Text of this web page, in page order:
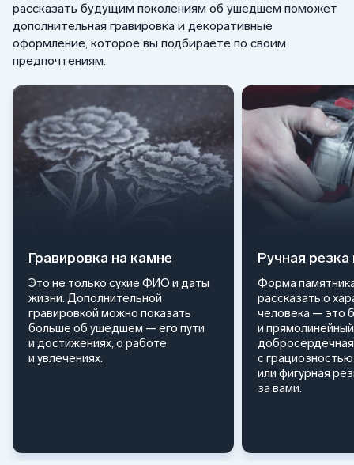
рассказать будущим поколениям об ушедшем поможет
дополнительная гравировка и декоративные
оформление, которое вы подбираете по своим
предпочтениям.
Гравировка на камне
Это не только сухие ФИО и даты
жизни. Дополнительной
гравировкой можно показать
больше об ушедшем — его пути
и достижениях, о работе
и увлечениях.
Ручная
Форма
рассказать о
человека — это
и
с
или фигурная
за вами.